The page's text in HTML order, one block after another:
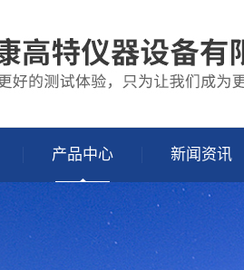
产品中心 新闻资讯